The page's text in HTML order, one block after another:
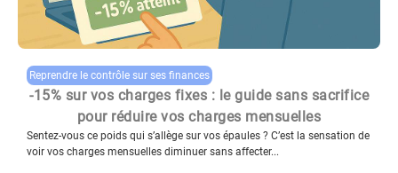
Reprendre le contrôle sur ses finances
-15% sur vos charges fixes : le guide sans sacrifice
pour réduire vos charges mensuelles
Sentez-vous ce poids qui s’allège sur vos épaules ? C’est la sensation de
voir vos charges mensuelles diminuer sans affecter...